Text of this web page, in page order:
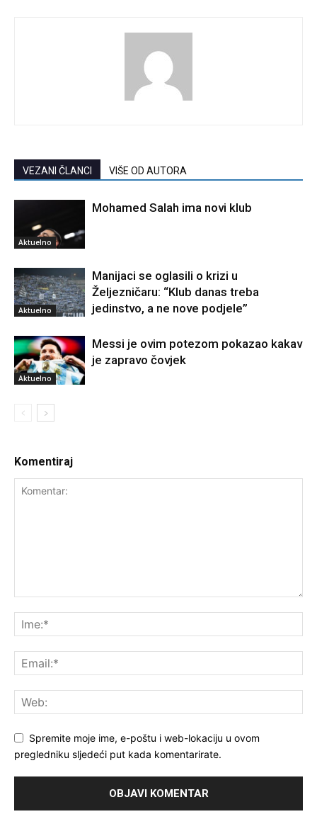
VEZANI ČLANCI VIŠE OD AUTORA
Aktuelno
Mohamed Salah ima novi klub
Aktuelno
Manijaci se oglasili o krizi u
Željezničaru: “Klub danas treba
jedinstvo, a ne nove podjele”
Aktuelno
Messi je ovim potezom pokazao kakav
je zapravo čovjek
Komentiraj
Spremite moje ime, e-poštu i web-lokaciju u ovom
pregledniku sljedeći put kada komentarirate.